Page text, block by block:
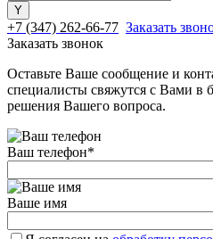
+7 (347) 262-66-77 Заказать
Заказать звонок
Оставьте Ваше сообщение и
специалисты свяжутся с Вами в
решения Вашего вопроса.
Ваш телефон*
Ваше имя